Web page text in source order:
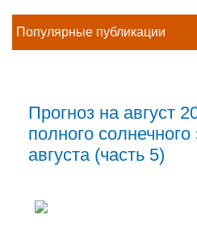
Популярные публикации
Прогноз на август
полного
августа (часть 5)